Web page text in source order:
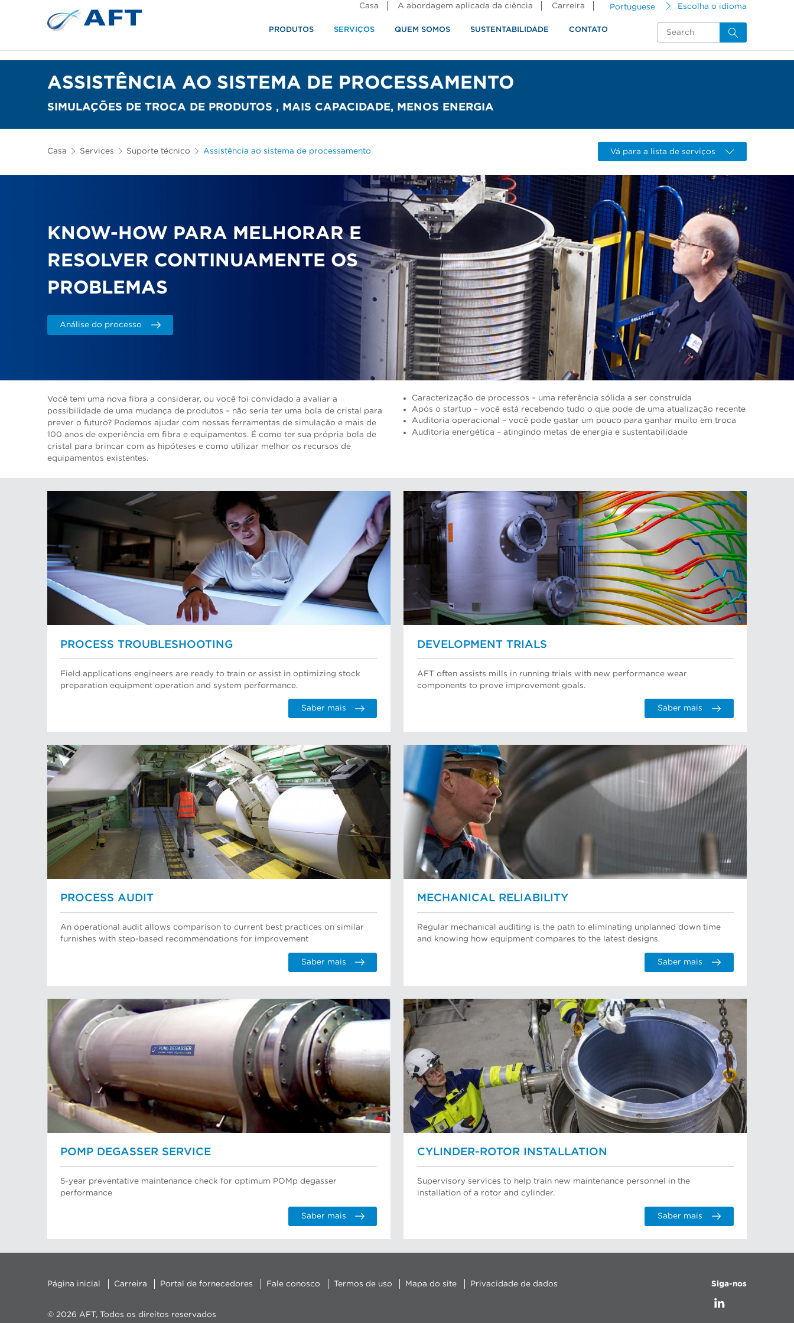
Portuguese Escolha o idioma
Casa A abordagem aplicada da ciência Carreira
PRODUTOS SERVIÇOS QUEM SOMOS SUSTENTABILIDADE CONTATO
ASSISTÊNCIA AO SISTEMA DE PROCESSAMENTO
SIMULAÇÕES DE TROCA DE PRODUTOS , MAIS CAPACIDADE, MENOS ENERGIA
Casa Services Suporte técnico Assistência ao sistema de processamento Vá para a lista de serviços
KNOW-HOW PARA MELHORAR E
RESOLVER CONTINUAMENTE OS
PROBLEMAS
Análise do processo
Você tem uma nova fibra a considerar, ou você foi convidado a avaliar a
possibilidade de uma mudança de produtos – não seria ter uma bola de cristal para
prever o futuro? Podemos ajudar com nossas ferramentas de simulação e mais de
100 anos de experiência em fibra e equipamentos. É como ter sua própria bola de
cristal para brincar com as hipóteses e como utilizar melhor os recursos de
equipamentos existentes.
Caracterização de processos – uma referência sólida a ser construída
Após o startup – você está recebendo tudo o que pode de uma atualização recente
Auditoria operacional – você pode gastar um pouco para ganhar muito em troca
Auditoria energética – atingindo metas de energia e sustentabilidade
PROCESS TROUBLESHOOTING
Field applications engineers are ready to train or assist in optimizing stock
preparation equipment operation and system performance.
Saber mais
DEVELOPMENT TRIALS
AFT often assists mills in running trials with new performance wear
components to prove improvement goals.
Saber mais
PROCESS AUDIT
An operational audit allows comparison to current best practices on similar
furnishes with step-based recommendations for improvement
Saber mais
MECHANICAL RELIABILITY
Regular mechanical auditing is the path to eliminating unplanned down time
and knowing how equipment compares to the latest designs.
Saber mais
POMP DEGASSER SERVICE
5-year preventative maintenance check for optimum POMp degasser
performance
Saber mais
CYLINDER-ROTOR INSTALLATION
Supervisory services to help train new maintenance personnel in the
installation of a rotor and cylinder.
Saber mais
Página inicial Carreira Portal de fornecedores Fale conosco Termos de uso Mapa do site Privacidade de dados Siga-nos
© 2026 AFT, Todos os direitos reservados